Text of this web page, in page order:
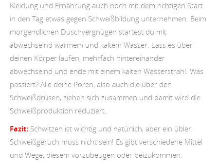
Kleidung und Ernährung auch noch mit dem richtigen Start
in den Tag etwas gegen Schweißbildung unternehmen. Beim
morgendlichen Duschvergnügen startest du mit
abwechselnd warmem und kaltem Wasser. Lass es über
deinen Körper laufen, mehrfach hintereinander
abwechselnd und ende mit einem kalten Wasserstrahl. Was
passiert? Alle deine Poren, also auch die über den
Schweißdrüsen, ziehen sich zusammen und damit wird die
Schweißproduktion reduziert.
Fazit: Schwitzen ist wichtig und natürlich, aber ein übler
Schweißgeruch muss nicht sein! Es gibt verschiedene Mittel
und Wege, diesem vorzubeugen oder beizukommen.